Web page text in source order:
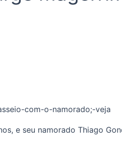
e seu namorado Thiago